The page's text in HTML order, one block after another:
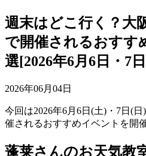
週末はどこ行く？大
で開催されるおすす
選[2026年6月6日・7
2026年06月04日
今回は2026年6月6日(土)・7日(
催されるおすすめイベントを開
蓬莱さんのお天気教